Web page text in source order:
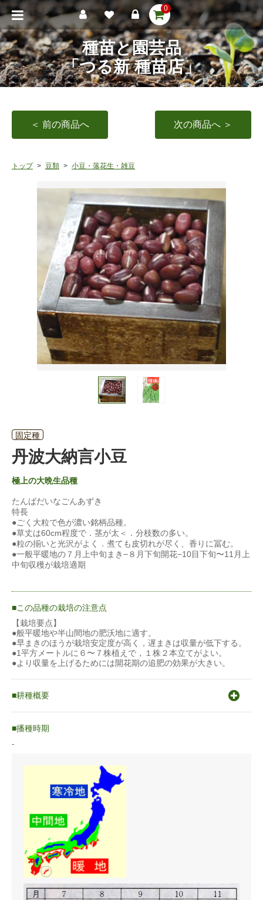
0
種苗と園芸品
「つる新 種苗店」
＜ 前の商品へ 次の商品へ ＞
トップ 豆類 小豆・落花生・雑豆
固定種
丹波大納言小豆
極上の大晩生品種
たんばだいなごんあずき
特長
●ごく大粒で色が濃い銘柄品種。
●草丈は60cm程度で．茎が太＜．分枝数の多い。
●粒の揃いと光沢がよく．煮ても皮切れが尽く、香りに冨む。
●一般平暖地の７月上中旬まき−８月下旬開花−10目下旬〜11月上
中旬収穫が栽培適期
この品種の栽培の注意点
【栽培要点】
●般平暖地や半山間地の肥沃地に適す。
●早まきのほうが栽培安定度が高く，遅まきは収量が低下する。
●1平方メートルに６〜７株植えで，１株２本立てがよい。
●より収量を上げるためには開花期の追肥の効果が大きい。
耕種概要
60cm
株間（cm） -
1a当たり株数 -
播種時期
-